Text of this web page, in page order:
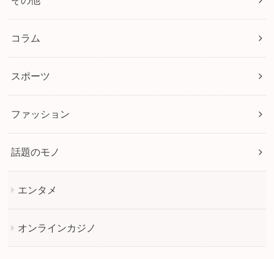
コラム
スポーツ
ファッション
話題のモノ
エンタメ
オンラインカジノ